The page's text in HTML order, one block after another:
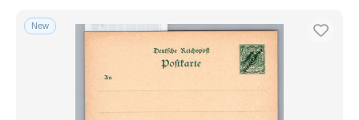
New